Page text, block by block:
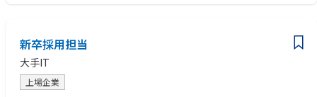
‐採用イベント、ミートアップ、勉強会などの企画・運営サポート
‐広報チームと連携した魅力発信のサポート
新卒採用担当
大手IT
上場企業